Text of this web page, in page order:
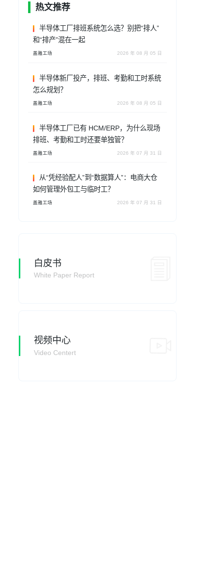
热文推荐
半导体工厂排班系统怎么选？别把“排人”
和“排产”混在一起
盖雅工场 2026 年 08 月 05 日
半导体新厂投产，排班、考勤和工时系统
怎么规划？
盖雅工场 2026 年 08 月 05 日
半导体工厂已有 HCM/ERP，为什么现场
排班、考勤和工时还要单独管？
盖雅工场 2026 年 07 月 31 日
从“凭经验配人”到“数据算人”：电商大仓
如何管理外包工与临时工？
盖雅工场 2026 年 07 月 31 日
白皮书
White Paper Report
视频中心
Video Centert